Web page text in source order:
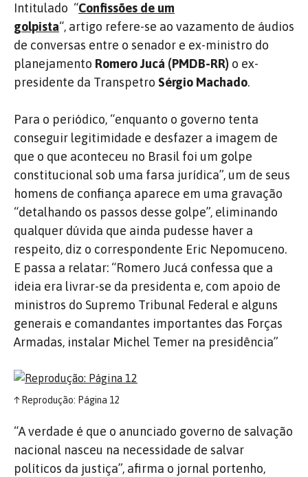
Intitulado “Confissões de um
golpista“, artigo refere-se ao vazamento de áudios
de conversas entre o senador e ex-ministro do
planejamento Romero Jucá (PMDB-RR) o ex-
presidente da Transpetro Sérgio Machado.
Para o periódico, “enquanto o governo tenta
conseguir legitimidade e desfazer a imagem de
que o que aconteceu no Brasil foi um golpe
constitucional sob uma farsa jurídica”, um de seus
homens de confiança aparece em uma gravação
“detalhando os passos desse golpe”, eliminando
qualquer dúvida que ainda pudesse haver a
respeito, diz o correspondente Eric Nepomuceno.
E passa a relatar: “Romero Jucá confessa que a
ideia era livrar-se da presidenta e, com apoio de
ministros do Supremo Tribunal Federal e alguns
generais e comandantes importantes das Forças
Armadas, instalar Michel Temer na presidência”
↑Reprodução: Página 12
“A verdade é que o anunciado governo de salvação
nacional nasceu na necessidade de salvar
políticos da justiça”, afirma o jornal portenho,